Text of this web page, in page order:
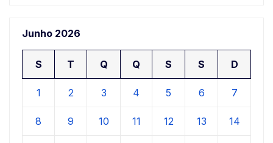
Junho 2026
S T Q Q S S D
1 2 3 4 5 6 7
8 9 10 11 12 13 14